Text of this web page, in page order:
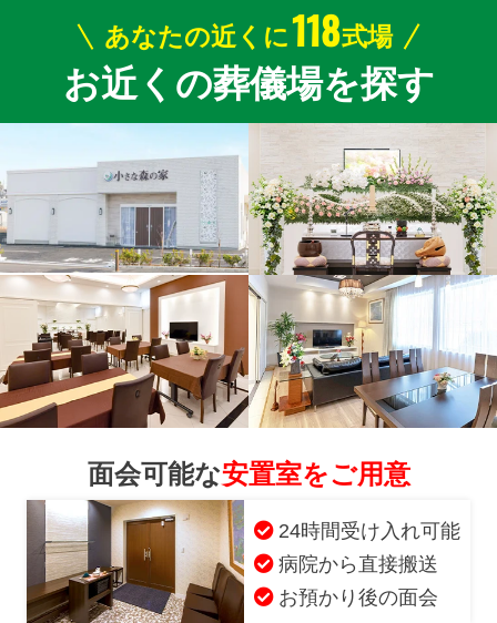
あなたの近くに118式場
お近くの葬儀場を探す
面会可能な安置室をご用意
24時間受け入れ可能
病院から直接搬送
お預かり後の面会
お得な会員価格!